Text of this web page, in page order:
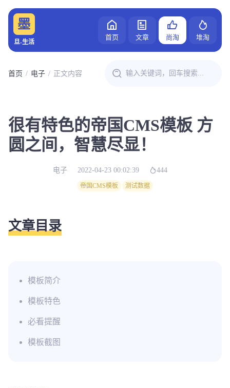
旦-生活
首页 文章 尚淘 堆淘
首页 电子 正文内容
很有特色的帝国CMS模板 方
圆之间，智慧尽显！
电子 2022-04-23 00:02:39 444
帝国CMS模板 测试数据
文章目录
模板简介
模板特色
必看提醒
模板截图